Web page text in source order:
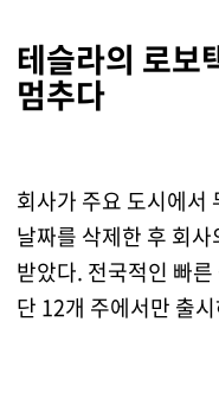
테슬라의 로보
멈추다
회사가 주요 도시에서
날짜를 삭제한 후 회
받았다. 전국적인 빠
단 12개 주에서만 출